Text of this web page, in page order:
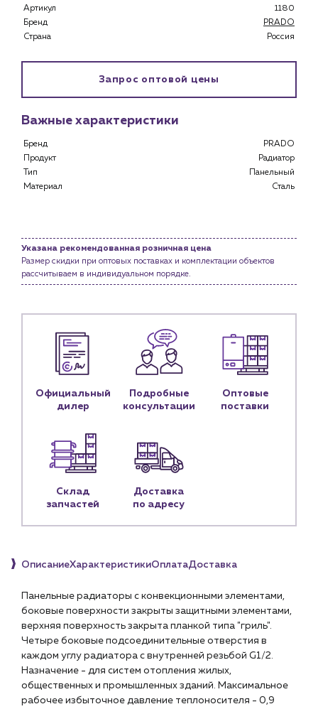
Каталог
Застройщикам
Услуги
Водоснабжение и теплоснабжение
Сервис и обслуживание инженерных систем
Портфолио
Новости
Блог
Контактные данные
Наши партнёры
Чат-бот
Пн – пт: 9:00 – 18:00
sales@profpotok.ru
г. Краснодар, ул. Российская, 63
Артикул
1180
Бренд
PRADO
Страна
Россия
Запрос оптовой цены
Важные характеристики
Бренд
PRADO
Продукт
Радиатор
Тип
Панельный
Материал
Сталь
Указана рекомендованная розничная цена
Размер скидки при оптовых поставках и комплектации объектов
рассчитываем в индивидуальном порядке.
Официальный
дилер
Подробные
консультации
Оптовые
поставки
Склад
запчастей
Доставка
по адресу
ОписаниеХарактеристикиОплатаДоставка
Панельные радиаторы с конвекционными элементами,
боковые поверхности закрыты защитными элементами,
верхняя поверхность закрыта планкой типа "гриль".
Четыре боковые подсоединительные отверстия в
каждом углу радиатора с внутренней резьбой G1/2.
Назначение - для систем отопления жилых,
общественных и промышленных зданий. Максимальное
рабочее избыточное давление теплоносителя - 0,9